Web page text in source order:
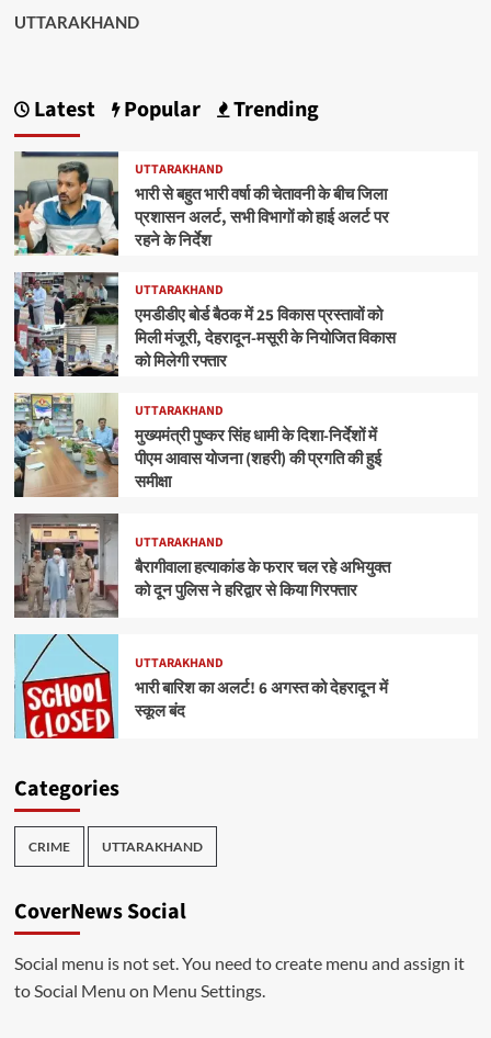
UTTARAKHAND
Latest Popular Trending
UTTARAKHAND
भारी से बहुत भारी वर्षा की चेतावनी के बीच जिला
प्रशासन अलर्ट, सभी विभागों को हाई अलर्ट पर
रहने के निर्देश
UTTARAKHAND
एमडीडीए बोर्ड बैठक में 25 विकास प्रस्तावों को
मिली मंजूरी, देहरादून-मसूरी के नियोजित विकास
को मिलेगी रफ्तार
UTTARAKHAND
मुख्यमंत्री पुष्कर सिंह धामी के दिशा-निर्देशों में
पीएम आवास योजना (शहरी) की प्रगति की हुई
समीक्षा
UTTARAKHAND
बैरागीवाला हत्याकांड के फरार चल रहे अभियुक्त
को दून पुलिस ने हरिद्वार से किया गिरफ्तार
UTTARAKHAND
भारी बारिश का अलर्ट! 6 अगस्त को देहरादून में
स्कूल बंद
Categories
CRIME UTTARAKHAND
CoverNews Social
Social menu is not set. You need to create menu and assign it
to Social Menu on Menu Settings.